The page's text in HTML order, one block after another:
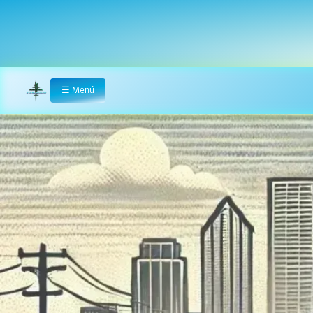
Home
☰ Menú